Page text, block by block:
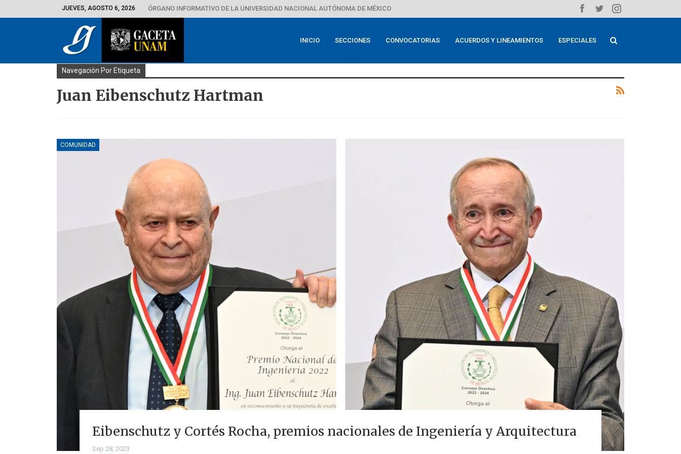
JUEVES, AGOSTO 6, 2026 ÓRGANO INFORMATIVO DE LA UNIVERSIDAD NACIONAL AUTÓNOMA DE MÉXICO
INICIO SECCIONES CONVOCATORIAS ACUERDOS Y LINEAMIENTOS ESPECIALES
Navegación Por Etiqueta
Juan Eibenschutz Hartman
COMUNIDAD
Eibenschutz y Cortés Rocha, premios nacionales de Ingeniería y Arquitectura
Sep 28, 2023